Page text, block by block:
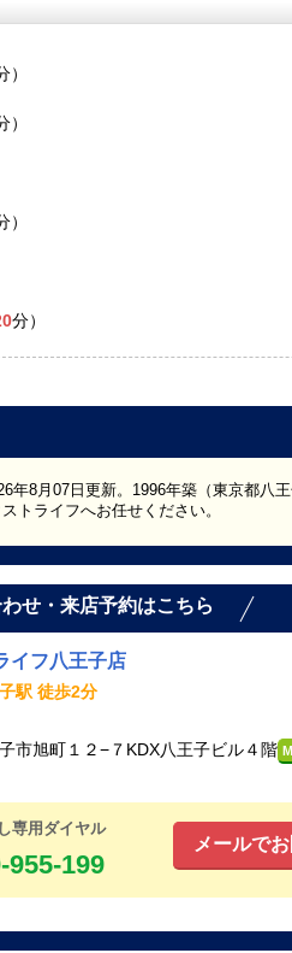
）
）
）
分）
年8月07日更新。1996年築（東京都八
トライフへお任せください。
せ・来店予約はこちら
イフ八王子店
駅 徒歩2分
市旭町１２−７KDX八王子ビル４階
専用ダイヤル
955-199
メールで